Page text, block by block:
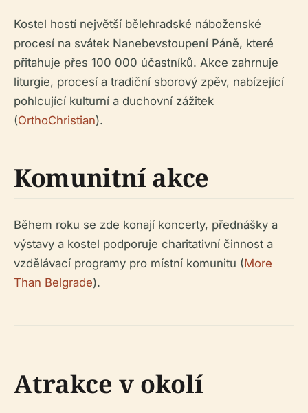
Kostel hostí největší bělehradské náboženské
procesí na svátek Nanebevstoupení Páně, které
přitahuje přes 100 000 účastníků. Akce zahrnuje
liturgie, procesí a tradiční sborový zpěv, nabízející
pohlcující kulturní a duchovní zážitek
(OrthoChristian).
Komunitní akce
Během roku se zde konají koncerty, přednášky a
výstavy a kostel podporuje charitativní činnost a
vzdělávací programy pro místní komunitu (More
Than Belgrade).
Atrakce v okolí